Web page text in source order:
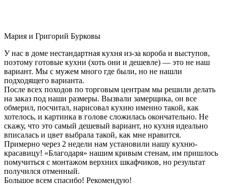
Мария и Григорий Бурковы
У нас в доме нестандартная кухня из-за короба и выступов,
поэтому готовые кухни (хоть они и дешевле) — это не наш
вариант. Мы с мужем много где были, но не нашли
подходящего варианта.
После всех походов по торговым центрам мы решили делать
на заказ под наши размеры. Вызвали замерщика, он все
обмерил, посчитал, нарисовал кухню именно такой, как
хотелось, и картинка в голове сложилась окончательно. Не
скажу, что это самый дешевый вариант, но кухня идеально
вписалась и цвет выбрала такой, как мне нравится.
Примерно через 2 недели нам установили нашу кухню-
красавицу! «Благодаря» нашим кривым стенам, им пришлось
помучиться с монтажом верхних шкафчиков, но результат
получился отменный.
Большое всем спасибо! Рекомендую!